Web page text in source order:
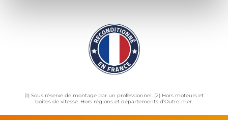
(1) Sous réserve de montage par un professionnel. (2) Hors moteurs et
boîtes de vitesse. Hors régions et départements d’Outre-mer.